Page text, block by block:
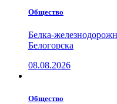
Общество
Белка-
Белогорска
08.08.2026
Общество